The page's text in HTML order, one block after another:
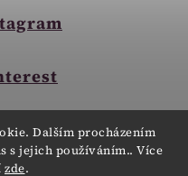
Dalším procházením
s jejich používáním.. Více
zde.